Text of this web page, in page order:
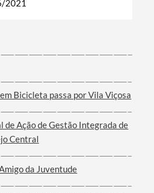
2021
Bicicleta passa por Vila Viçosa
de Ação de Gestão Integrada de
Central
da Juventude